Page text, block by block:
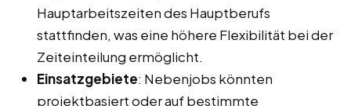
Hauptarbeitszeiten des Hauptberufs
stattfinden, was eine höhere Flexibilität bei der
Zeiteinteilung ermöglicht.
Einsatzgebiete: Nebenjobs könnten
projektbasiert oder auf bestimmte